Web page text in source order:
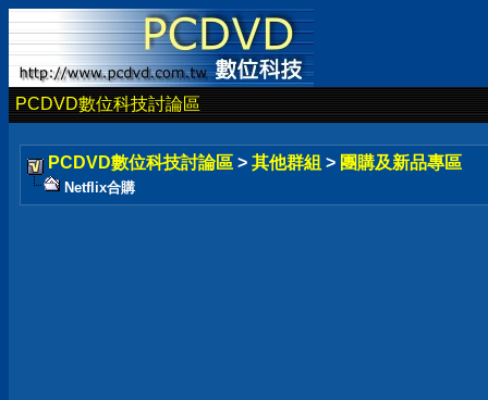
PCDVD數位科技討論區
PCDVD數位科技討論區 > 其他群組 > 團購及新品專區
Netflix合購